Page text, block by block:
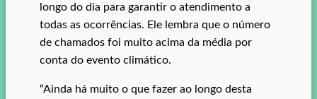
longo do dia para garantir o atendimento a
todas as ocorrências. Ele lembra que o número
de chamados foi muito acima da média por
conta do evento climático.
“Ainda há muito o que fazer ao longo desta